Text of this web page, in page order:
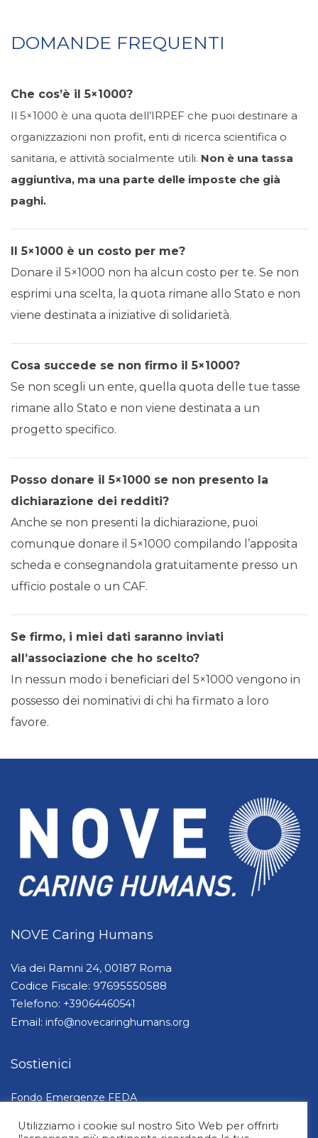
DOMANDE FREQUENTI
Che cos’è il 5×1000?
Il 5×1000 è una quota dell’IRPEF che puoi destinare a
organizzazioni non profit, enti di ricerca scientifica o
sanitaria, e attività socialmente utili. Non è una tassa
aggiuntiva, ma una parte delle imposte che già
paghi.
Il 5×1000 è un costo per me?
Donare il 5×1000 non ha alcun costo per te. Se non
esprimi una scelta, la quota rimane allo Stato e non
viene destinata a iniziative di solidarietà.
Cosa succede se non firmo il 5×1000?
Se non scegli un ente, quella quota delle tue tasse
rimane allo Stato e non viene destinata a un
progetto specifico.
Posso donare il 5×1000 se non presento la
dichiarazione dei redditi?
Anche se non presenti la dichiarazione, puoi
comunque donare il 5×1000 compilando l’apposita
scheda e consegnandola gratuitamente presso un
ufficio postale o un CAF.
Se firmo, i miei dati saranno inviati
all’associazione che ho scelto?
In nessun modo i beneficiari del 5×1000 vengono in
possesso dei nominativi di chi ha firmato a loro
favore.
NOVE Caring Humans
Via dei Ramni 24, 00187 Roma
Codice Fiscale: 97695550588
Telefono: +39064460541
Email: info@novecaringhumans.org
Sostienici
Fondo Emergenze FEDA
5×1000
Utilizziamo i cookie sul nostro Sito Web per offrirti